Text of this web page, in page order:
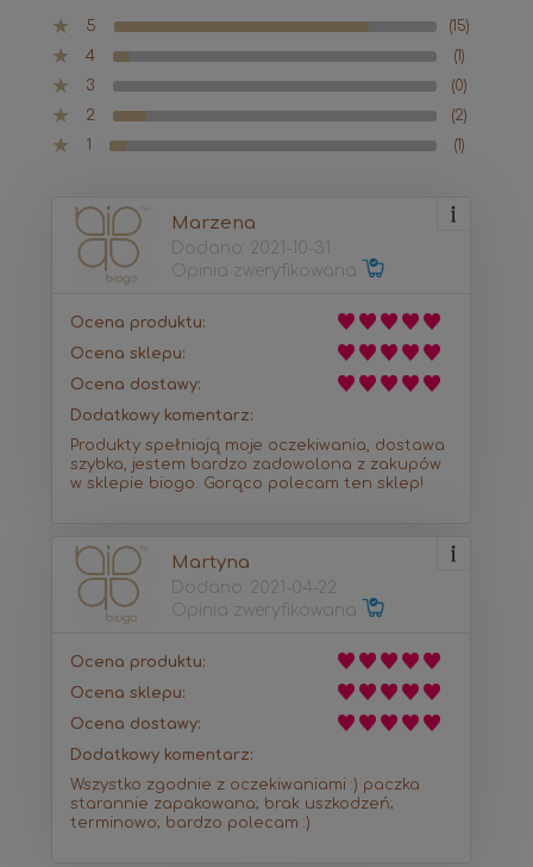
5
(15)
4
(1)
3
(0)
2
(2)
1
(1)
Marzena
Dodano: 2021-10-31
Opinia zweryfikowana
Ocena produktu:
Ocena sklepu:
Ocena dostawy:
Dodatkowy komentarz:
Produkty spełniają moje oczekiwania, dostawa
szybka, jestem bardzo zadowolona z zakupów
w sklepie biogo. Gorąco polecam ten sklep!
Martyna
Dodano: 2021-04-22
Opinia zweryfikowana
Ocena produktu:
Ocena sklepu:
Ocena dostawy:
Dodatkowy komentarz:
Wszystko zgodnie z oczekiwaniami :) paczka
starannie zapakowana; brak uszkodzeń;
terminowo; bardzo polecam :)